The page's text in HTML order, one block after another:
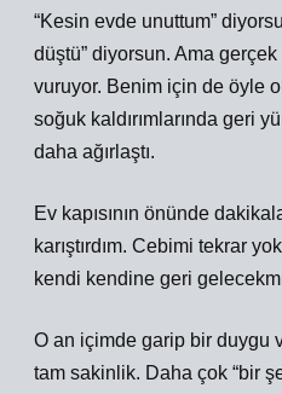
“Kesin evde unuttum”
düştü” diyorsun. Ama
vuruyor. Benim için de öyle
soğuk kaldırımlarında geri
daha ağırlaştı.
Ev kapısının önünde
karıştırdım. Cebimi tekrar
kendi kendine geri
O an içimde garip bir duygu
tam sakinlik. Daha çok “bir